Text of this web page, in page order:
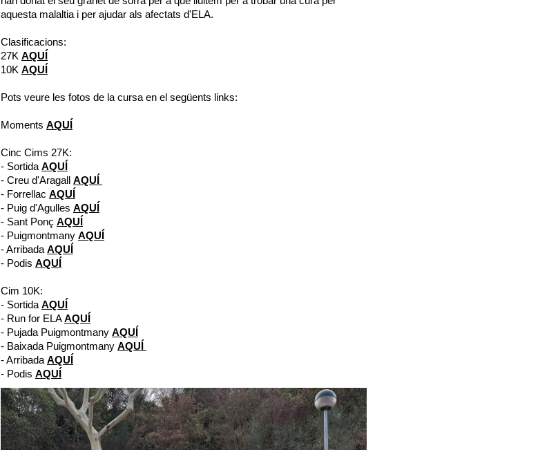
aquesta malaltia i per ajudar als afectats d'ELA.
Clasificacions:
27K AQUÍ
10K AQUÍ
Pots veure les fotos de la cursa en el següents links:
Moments AQUÍ
Cinc Cims 27K:
- Sortida AQUÍ
- Creu d'Aragall AQUÍ
- Forrellac AQUÍ
- Puig d'Agulles AQUÍ
- Sant Ponç AQUÍ
- Puigmontmany AQUÍ
- Arribada AQUÍ
- Podis AQUÍ
Cim 10K:
- Sortida AQUÍ
- Run for ELAAQUÍ
- Pujada Puigmontmany AQUÍ
- Baixada Puigmontmany AQUÍ
- Arribada AQUÍ
- Podis AQUÍ